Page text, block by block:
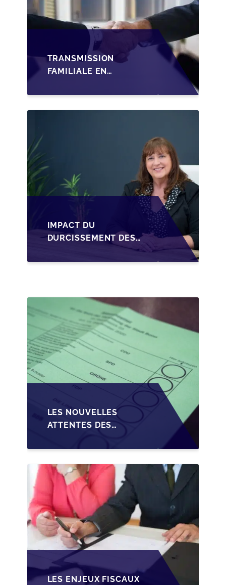
TRANSMISSION
FAMILIALE EN
STRUCTURER LA
CESSION DES PARTS
IMPACT DU
DURCISSEMENT DES
CRÉDIT SUR LA
LES NOUVELLES
ATTENTES DES
TRANSMISSION DES
PME BELGES
LES ENJEUX FISCAUX